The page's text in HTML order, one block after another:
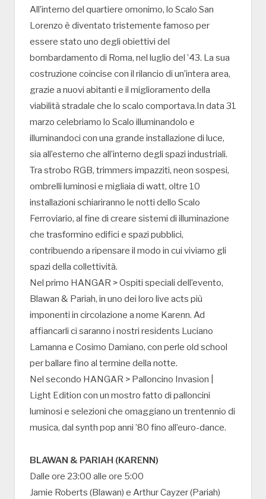
All’interno del quartiere omonimo, lo Scalo San
Lorenzo è diventato tristemente famoso per
essere stato uno degli obiettivi del
bombardamento di Roma, nel luglio del ’43. La sua
costruzione coincise con il rilancio di un’intera area,
grazie a nuovi abitanti e il miglioramento della
viabilità stradale che lo scalo comportava.In data 31
marzo celebriamo lo Scalo illuminandolo e
illuminandoci con una grande installazione di luce,
sia all’esterno che all’interno degli spazi industriali.
Tra strobo RGB, trimmers impazziti, neon sospesi,
ombrelli luminosi e migliaia di watt, oltre 10
installazioni schiariranno le notti dello Scalo
Ferroviario, al fine di creare sistemi di illuminazione
che trasformino edifici e spazi pubblici,
contribuendo a ripensare il modo in cui viviamo gli
spazi della collettività.
Nel primo HANGAR > Ospiti speciali dell’evento,
Blawan & Pariah, in uno dei loro live acts più
imponenti in circolazione a nome Karenn. Ad
affiancarli ci saranno i nostri residents Luciano
Lamanna e Cosimo Damiano, con perle old school
per ballare fino al termine della notte.
Nel secondo HANGAR > Palloncino Invasion |
Light Edition con un mostro fatto di palloncini
luminosi e selezioni che omaggiano un trentennio di
musica, dal synth pop anni ’80 fino all’euro-dance.
BLAWAN & PARIAH (KARENN)
Dalle ore 23:00 alle ore 5:00
Jamie Roberts (Blawan) e Arthur Cayzer (Pariah)